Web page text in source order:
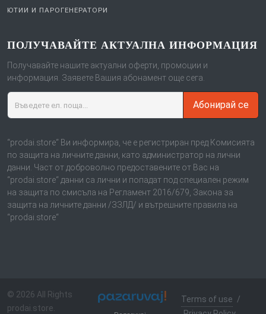
ЮТИИ И ПАРОГЕНЕРАТОРИ
ПОЛУЧАВАЙТЕ АКТУАЛНА ИНФОРМАЦИЯ
Получавайте нашите актуални оферти, промоции и
информация. Заявете Вашия абонамент още сега.
Абонирай се
“prodai.store“ Ви информира, че е регистриран пред Комисията
по защита на личните данни, като администратор на лични
данни. Част от доброволно предоставените от Вас на
“prodai.store“ данни са лични и попадат под специален режим
на защита по смисъла на Регламент 2016/679, Закона за
защита на личните данни /ЗЗЛД/ и вътрешните правила на
“prodai.store“
© 2026 All Rights
prodai.store.
Terms of use /